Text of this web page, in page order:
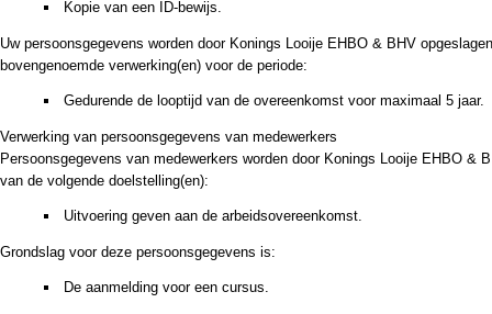
Kopie van een ID-bewijs.
Uw persoonsgegevens worden door Konings Looije EHBO & BHV
bovengenoemde verwerking(en) voor de periode:
Gedurende de looptijd van de overeenkomst voor maximaal 5 jaar.
Verwerking van persoonsgegevens van medewerkers
Persoonsgegevens van medewerkers worden door Konings Looije EHBO &
van de volgende doelstelling(en):
Uitvoering geven aan de arbeidsovereenkomst.
Grondslag voor deze persoonsgegevens is:
De aanmelding voor een cursus.